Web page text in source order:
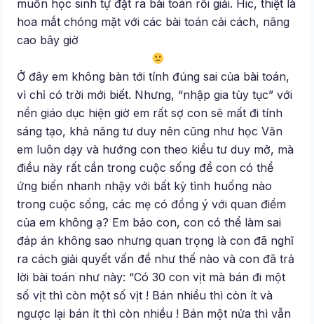
muốn học sinh tự đặt ra bài toán rồi giải. Hic, thiệt là
hoa mắt chóng mặt với các bài toán cải cách, nâng
cao bây giờ
Ở đây em không bàn tới tính đúng sai của bài toán,
vì chỉ có trời mới biết. Nhưng, “nhập gia tùy tục” với
nền giáo dục hiện giờ em rất sợ con sẽ mất đi tính
sáng tạo, khả năng tư duy nên cũng như học Văn
em luôn dạy và hướng con theo kiểu tư duy mở, mà
điều này rất cần trong cuộc sống để con có thể
ứng biến nhanh nhậy với bất kỳ tình huống nào
trong cuộc sống, các mẹ có đồng ý với quan điểm
của em không ạ? Em bảo con, con có thể làm sai
đáp án không sao nhưng quan trọng là con đã nghĩ
ra cách giải quyết vấn đề như thế nào và con đã trả
lời bài toán như này: “Có 30 con vịt mà bán đi một
số vịt thì còn một số vịt ! Bán nhiều thì còn ít và
ngược lại bán ít thì còn nhiều ! Bán một nửa thì vẫn